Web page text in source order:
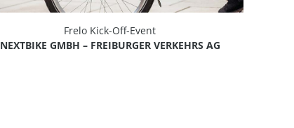
Frelo Kick-Off-Event
NEXTBIKE GMBH – FREIBURGER VERKEHRS AG